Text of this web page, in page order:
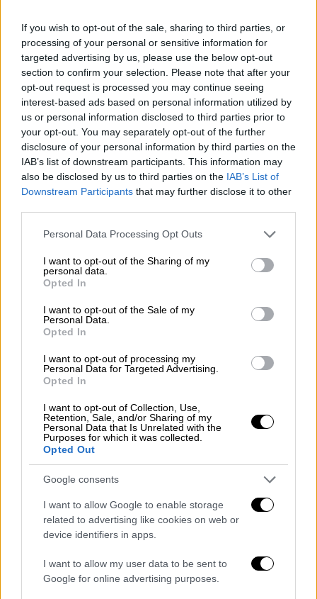
If you wish to opt-out of the sale, sharing to third parties, or
processing of your personal or sensitive information for
targeted advertising by us, please use the below opt-out
section to confirm your selection. Please note that after your
opt-out request is processed you may continue seeing
interest-based ads based on personal information utilized by
us or personal information disclosed to third parties prior to
your opt-out. You may separately opt-out of the further
disclosure of your personal information by third parties on the
IAB’s list of downstream participants. This information may
also be disclosed by us to third parties on the IAB’s List of
Downstream Participants that may further disclose it to other
Please note that this website/app uses one or more Google
not limited to your visit or usage behaviour. You may click to
grant or deny consent to Google and its third-party tags to
use your data for below specified purposes in below Google
consent section.
Personal Data Processing Opt Outs
I want to opt-out of the Sharing of my
personal data.
Opted In
I want to opt-out of the Sale of my
Personal Data.
Opted In
I want to opt-out of processing my
Personal Data for Targeted Advertising.
Opted In
I want to opt-out of Collection, Use,
Retention, Sale, and/or Sharing of my
Personal Data that Is Unrelated with the
Purposes for which it was collected.
Opted Out
Google consents
I want to allow Google to enable storage
related to advertising like cookies on web or
device identifiers in apps.
I want to allow my user data to be sent to
Google for online advertising purposes.
την κυβέρνηση διότι αρνείται στους
κατοίκους «μια βασική ανάγκη» με το
διακόπτει την εν λόγω υπηρεσία.
ΔΙΑΒΑΣΤΕ ΕΠΙΣΗΣ
Κόσμος|02.08.2025 15:53
Στα κόκκινα ο προϋπολογισμός της
Τουρκίας: Νέο ρεκόρ ελλείμματος
Η διοίκηση της ιρανικής πρωτεύουσας δεν
έχει σχολιάσει προς το παρόν τα
δημοσιεύματα, όμως αυτόπτες μάρτυρες
επιβεβαιώνου ότι πολλές
σταθμούς μετρό, έχουν ήδη κλείσει.
Υπάρχουν περίπου 20.000 δημόσιες
τουαλέτες
στην ευρύτερη περιοχή της
Τεχεράνης,σύμφωνα με εκτιμήσεις.
Η ανησυχία των πολιτών
Η κρίση ενέργειας και νερού έχουν
αναδειχθεί σε βασική ανησυχία των
Ιρανών
υδροδότησηέχει διακοπεί για έως και 48
ώρες σε διάφορες συνοικίες της Τεχεράνης
και σε τουλάχιστον άλλες 50 πόλεις. Οι
πολύωρες διακοπές στην ηλεκτροδότηση